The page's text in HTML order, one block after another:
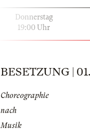
Donnerstag
19:00 Uhr
BESETZUNG |
Choreographie
nach
Musik